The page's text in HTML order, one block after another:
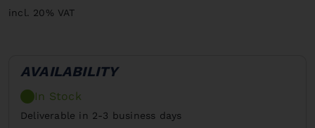
incl. 20% VAT
AVAILABILITY
In Stock
Deliverable in 2-3 business days